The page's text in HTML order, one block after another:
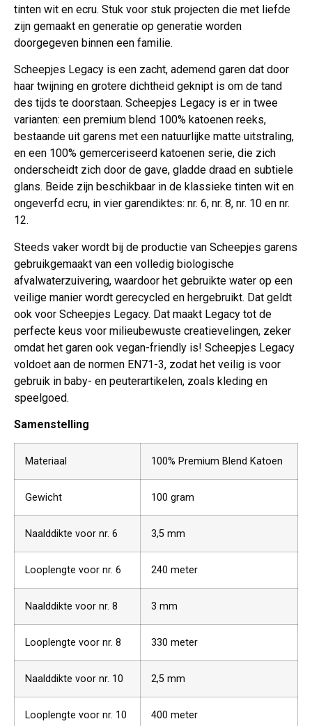
tinten wit en ecru. Stuk voor stuk projecten die met liefde
zijn gemaakt en generatie op generatie worden
doorgegeven binnen een familie.
Scheepjes Legacy is een zacht, ademend garen dat door
haar twijning en grotere dichtheid geknipt is om de tand
des tijds te doorstaan. Scheepjes Legacy is er in twee
varianten: een premium blend 100% katoenen reeks,
bestaande uit garens met een natuurlijke matte uitstraling,
en een 100% gemerceriseerd katoenen serie, die zich
onderscheidt zich door de gave, gladde draad en subtiele
glans. Beide zijn beschikbaar in de klassieke tinten wit en
ongeverfd ecru, in vier garendiktes: nr. 6, nr. 8, nr. 10 en nr.
12.
Steeds vaker wordt bij de productie van Scheepjes garens
gebruikgemaakt van een volledig biologische
afvalwaterzuivering, waardoor het gebruikte water op een
veilige manier wordt gerecycled en hergebruikt. Dat geldt
ook voor Scheepjes Legacy. Dat maakt Legacy tot de
perfecte keus voor milieubewuste creatievelingen, zeker
omdat het garen ook vegan-friendly is! Scheepjes Legacy
voldoet aan de normen EN71-3, zodat het veilig is voor
gebruik in baby- en peuterartikelen, zoals kleding en
speelgoed.
Samenstelling
Materiaal 100% Premium Blend Katoen
Gewicht 100 gram
Naalddikte voor nr. 6 3,5 mm
Looplengte voor nr. 6 240 meter
Naalddikte voor nr. 8 3 mm
Looplengte voor nr. 8 330 meter
Naalddikte voor nr. 10 2,5 mm
Looplengte voor nr. 10 400 meter